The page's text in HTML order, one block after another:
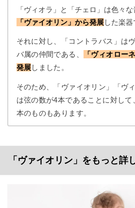
「ヴィオラ」と「チェロ」は色々
「ヴァイオリン」から発展した楽器
それに対し、「コントラバス」は
バ属の仲間である、
「ヴィオロー
発展しました。
そのため、「ヴァイオリン」「ヴ
は弦の数が4本であることに対し
本のものもあります。
「ヴァイオリン」をもっと詳